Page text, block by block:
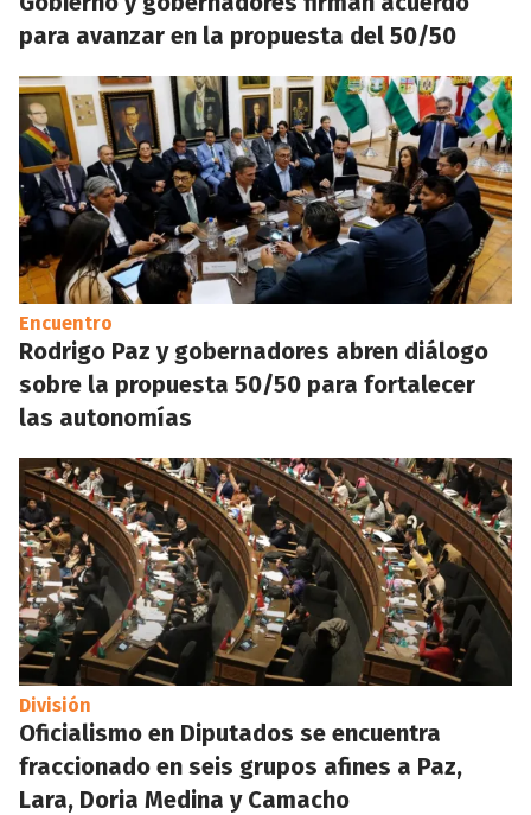
para avanzar en la propuesta del 50/50
Encuentro
Rodrigo Paz y gobernadores abren diálogo
sobre la propuesta 50/50 para fortalecer
las autonomías
División
Oficialismo en Diputados se encuentra
fraccionado en seis grupos afines a Paz,
Lara, Doria Medina y Camacho